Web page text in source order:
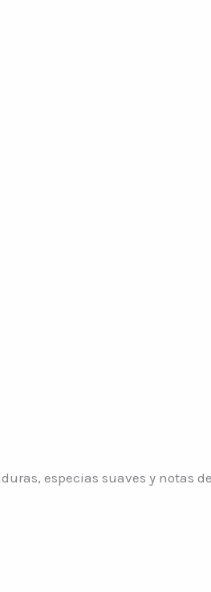
especias suaves y notas